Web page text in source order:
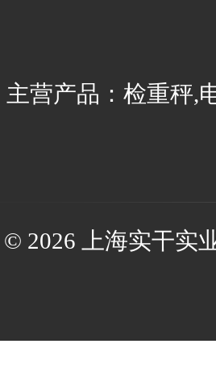
主营产品：检重秤,
© 2026 上海实干实